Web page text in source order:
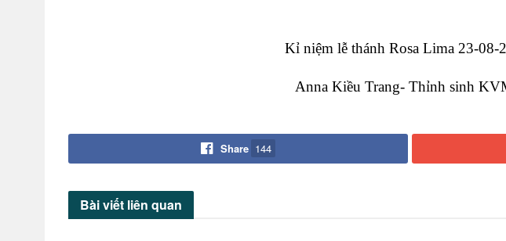
Kỉ niệm lễ thánh Rosa Lima 23-08-
Anna Kiều Trang- Thỉnh sinh
Share 144
Bài viết liên quan